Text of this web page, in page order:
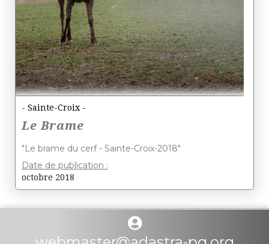
- Sainte-Croix -
Le Brame
"Le brame du cerf - Sainte-Croix-2018"
Date de publication :
octobre 2018